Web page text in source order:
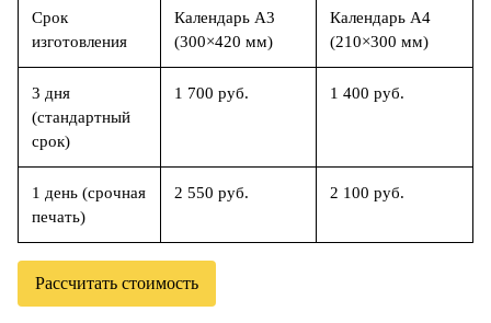
Срок
изготовления
Календарь А3
(300×420 мм)
Календарь А4
(210×300 мм)
3 дня
(стандартный
срок)
1 700 руб. 1 400 руб.
1 день (срочная
печать)
2 550 руб. 2 100 руб.
Рассчитать стоимость